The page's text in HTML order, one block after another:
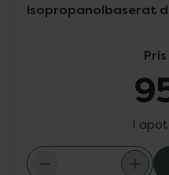
Isopropanolbaserat
I